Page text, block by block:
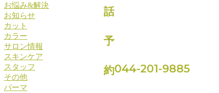
044-201-9885
お悩み&解決
お知らせ
カット
カラー
サロン情報
スキンケア
スタッフ
その他
パーマ